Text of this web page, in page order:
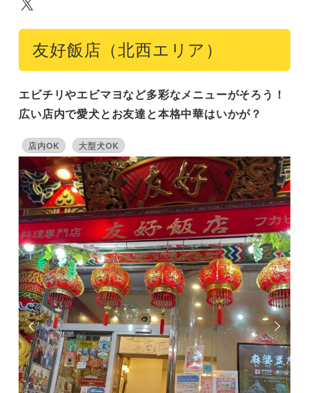
友好飯店（北西エリア）
エビチリやエビマヨなど多彩なメニューがそろう！
広い店内で愛犬とお友達と本格中華はいかが？
店内OK 大型犬OK